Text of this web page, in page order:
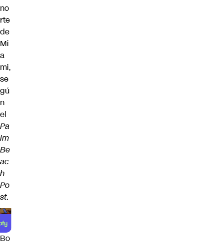
no
rte
de
Mi
a
mi,
se
gú
n
el
Pa
lm
Be
ac
h
Po
st.
Bo